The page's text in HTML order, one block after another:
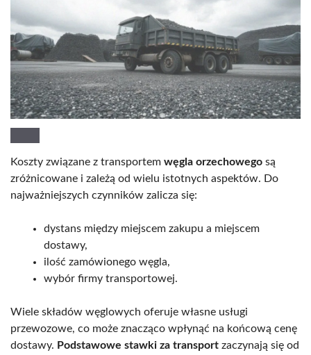
Koszty związane z transportem węgla orzechowego są
zróżnicowane i zależą od wielu istotnych aspektów. Do
najważniejszych czynników zalicza się:
dystans między miejscem zakupu a miejscem
dostawy,
ilość zamówionego węgla,
wybór firmy transportowej.
Wiele składów węglowych oferuje własne usługi
przewozowe, co może znacząco wpłynąć na końcową cenę
dostawy. Podstawowe stawki za transport zaczynają się od